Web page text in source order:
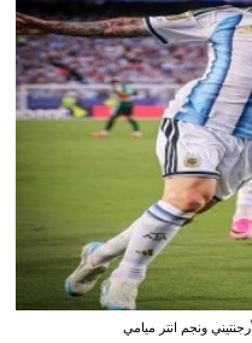
ونجم انتر ميامي